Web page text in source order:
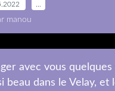
manou
avec vous
dans le Velay, et